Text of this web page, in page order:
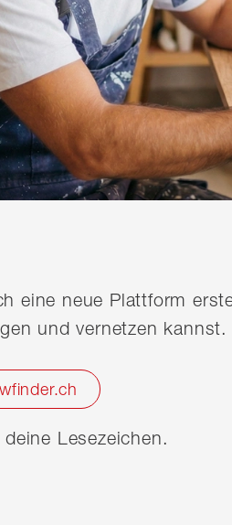
eine neue Plattform
und vernetzen kannst.
Lesezeichen.